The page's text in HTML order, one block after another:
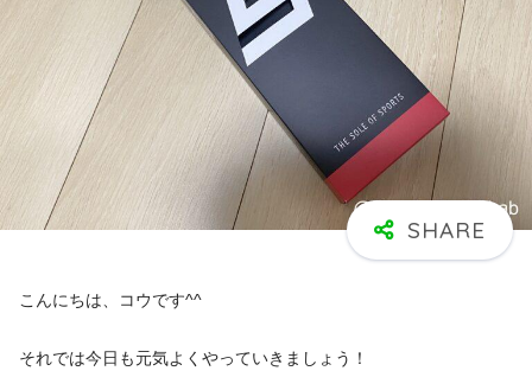
こんにちは、コウです^^
それでは今日も元気よくやっていきましょう！